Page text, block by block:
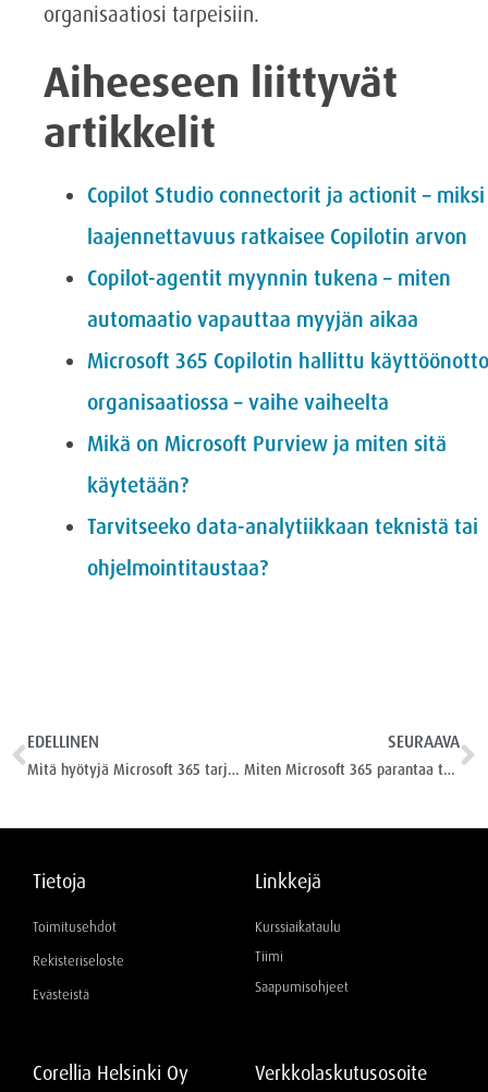
organisaatiosi tarpeisiin.
Aiheeseen liittyvät
artikkelit
Copilot Studio connectorit ja actionit – miksi
laajennettavuus ratkaisee Copilotin arvon
Copilot-agentit myynnin tukena – miten
automaatio vapauttaa myyjän aikaa
Microsoft 365 Copilotin hallittu käyttöönotto
organisaatiossa – vaihe vaiheelta
Mikä on Microsoft Purview ja miten sitä
käytetään?
Tarvitseeko data-analytiikkaan teknistä tai
ohjelmointitaustaa?
EDELLINEN
Mitä hyötyjä Microsoft 365 tarjoaa yrityksille?
SEURAAVA
Miten Microsoft 365 parantaa tuottavuutta?
Tietoja
Toimitusehdot
Rekisteriseloste
Evästeistä
Linkkejä
Kurssiaikataulu
Tiimi
Saapumisohjeet
Corellia Helsinki Oy Verkkolaskutusosoite